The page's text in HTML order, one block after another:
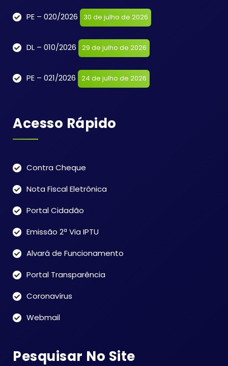
PE – 020/2026 30 de julho de 2026
DL – 010/2026 29 de julho de 2026
PE – 021/2026 24 de julho de 2026
Acesso Rápido
Contra Cheque
Nota Fiscal Eletrônica
Portal Cidadão
Emissão 2ª Via IPTU
Alvará de Funcionamento
Portal Transparência
Coronavírus
Webmail
Pesquisar No Site